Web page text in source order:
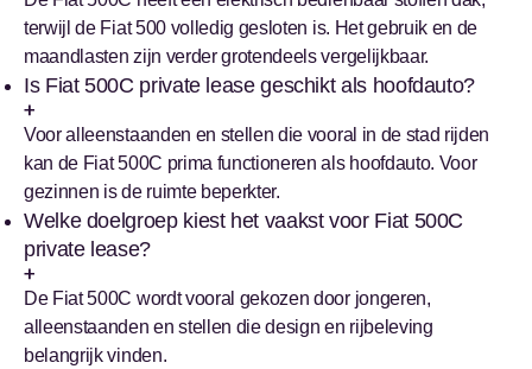
terwijl de Fiat 500 volledig gesloten is. Het gebruik en de
maandlasten zijn verder grotendeels vergelijkbaar.
Is Fiat 500C private lease geschikt als hoofdauto?
Voor alleenstaanden en stellen die vooral in de stad rijden
kan de Fiat 500C prima functioneren als hoofdauto. Voor
gezinnen is de ruimte beperkter.
Welke doelgroep kiest het vaakst voor Fiat 500C
private lease?
De Fiat 500C wordt vooral gekozen door jongeren,
alleenstaanden en stellen die design en rijbeleving
belangrijk vinden.